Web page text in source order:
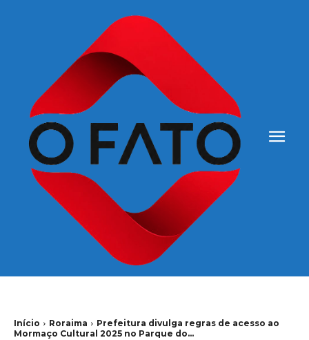
Início Roraima
Prefeitura divulga regras de acesso ao
Mormaço Cultural 2025 no Parque do...